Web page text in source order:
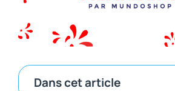
Dans cet article